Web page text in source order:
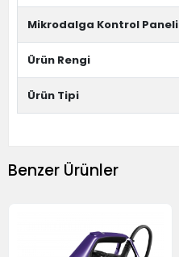
Mikrodalga Kontrol Paneli
Ürün Rengi
Ürün Tipi
Benzer Ürünler